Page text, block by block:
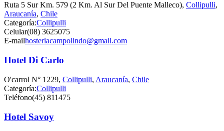
Ruta 5 Sur Km. 579 (2 Km. Al Sur Del Puente Malleco), Collipulli,
Araucanía, Chile
Categoría:Collipulli
Celular(08) 3625075
E-mailhosteriacampolindo@gmail.com
Hotel Di Carlo
O'carrol N° 1229, Collipulli, Araucanía, Chile
Categoría:Collipulli
Teléfono(45) 811475
Hotel Savoy